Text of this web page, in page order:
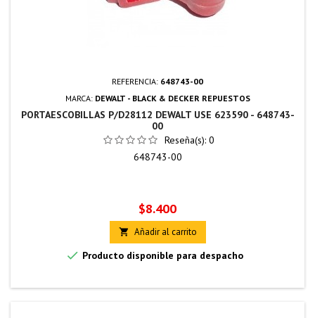
REFERENCIA: 648743-00
MARCA: DEWALT - BLACK & DECKER REPUESTOS
PORTAESCOBILLAS P/D28112 DEWALT USE 623590 - 648743-
00
Reseña(s): 0
648743-00
Precio
$8.400
 Añadir al carrito
 Producto disponible para despacho